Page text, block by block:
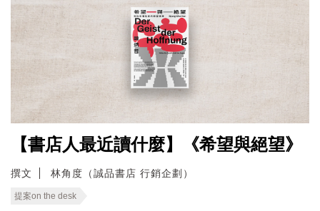
【書店人最近讀什麼】《希望與絕望》
撰文 林角度（誠品書店 行銷企劃）
提案on the desk